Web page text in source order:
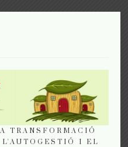
TRANSFORMACIÓ
I EL